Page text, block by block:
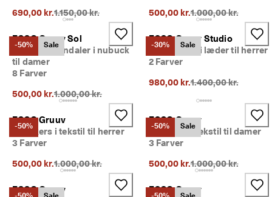
690,00 kr.Oprindelig pris {{price}}:
1.150,00 kr.
500,00 kr.Oprindelig pris
1.000,00 kr.
-50% Sale
ECCO Gruuv Sol
Højhælet sandaler i nubuck
til damer
8 Farver
500,00 kr.Oprindelig pris {{price}}:
1.000,00 kr.
-30% Sale
ECCO Gruuv Studio
Slip-on sko i læder til herrer
2 Farver
980,00 kr.Oprindelig pris
1.400,00 kr.
-50%
ECCO Gruuv
Sneakers i tekstil til herrer
3 Farver
500,00 kr.Oprindelig pris {{price}}:
1.000,00 kr.
-50% Sale
ECCO Gruuv
Sneakers i tekstil til damer
3 Farver
500,00 kr.Oprindelig pris
1.000,00 kr.
ECCO Gruuv
ECCO Gruuv